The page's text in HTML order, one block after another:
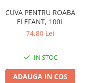
CUVA PENTRU ROABA
ELEFANT, 100L
74,80 Lei
IN STOC
ADAUGA IN COS